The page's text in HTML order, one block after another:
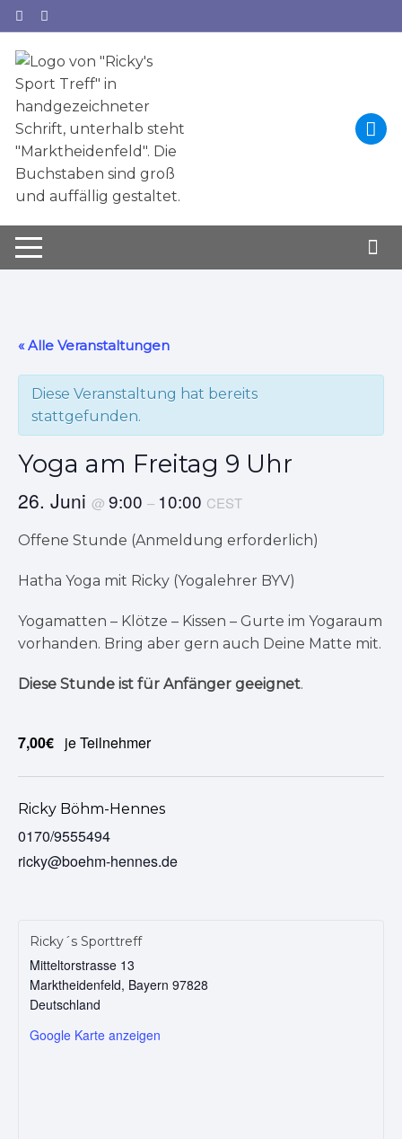
Zum
Inhalt
springen
« Alle Veranstaltungen
Diese Veranstaltung hat bereits
stattgefunden.
Yoga am Freitag 9 Uhr
26. Juni @ 9:00 – 10:00 CEST
Offene Stunde (Anmeldung erforderlich)
Hatha Yoga mit Ricky (Yogalehrer BYV)
Yogamatten – Klötze – Kissen – Gurte im Yogaraum
vorhanden. Bring aber gern auch Deine Matte mit.
Diese Stunde ist für Anfänger geeignet.
7,00€ je Teilnehmer
Ricky Böhm-Hennes
0170/9555494
ricky@boehm-hennes.de
Ricky´s Sporttreff
Mitteltorstrasse 13
Marktheidenfeld, Bayern 97828
Deutschland
Google Karte anzeigen